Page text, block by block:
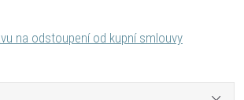
na odstoupení od kupní smlouvy